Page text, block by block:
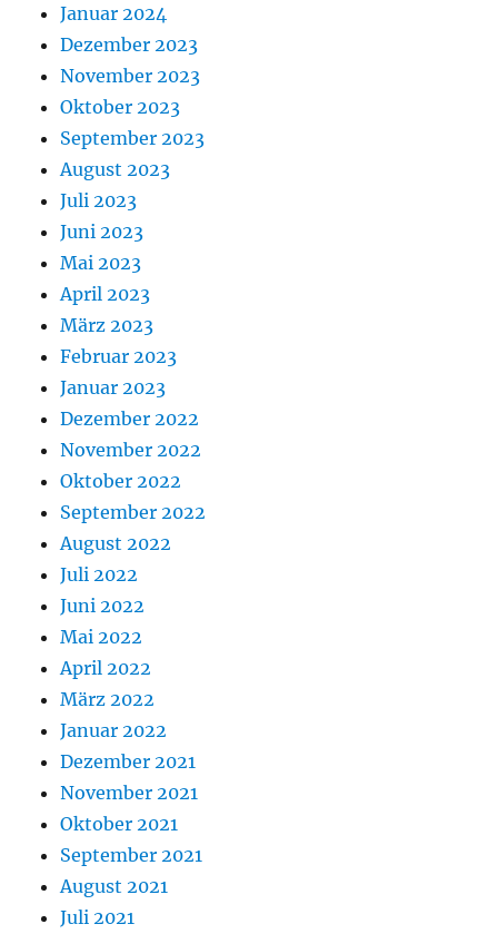
Januar 2024
Dezember 2023
November 2023
Oktober 2023
September 2023
August 2023
Juli 2023
Juni 2023
Mai 2023
April 2023
März 2023
Februar 2023
Januar 2023
Dezember 2022
November 2022
Oktober 2022
September 2022
August 2022
Juli 2022
Juni 2022
Mai 2022
April 2022
März 2022
Januar 2022
Dezember 2021
November 2021
Oktober 2021
September 2021
August 2021
Juli 2021